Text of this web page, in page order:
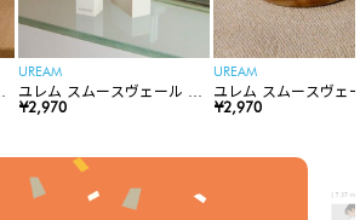
UREAM
ユレム スムースヴェール リ
ップスティック
¥2,970
UREAM
ユレム スムースヴェ
ップスティック
¥2,970